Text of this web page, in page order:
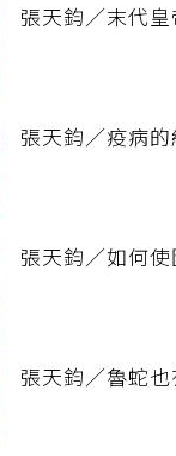
張天鈞／末代
張天鈞／疫病
張天鈞／如何
張天鈞／魯蛇